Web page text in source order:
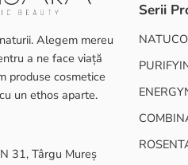
Alegem mereu
a ne face viață
produse cosmetice
un ethos aparte.
31, Târgu Mureș
Serii